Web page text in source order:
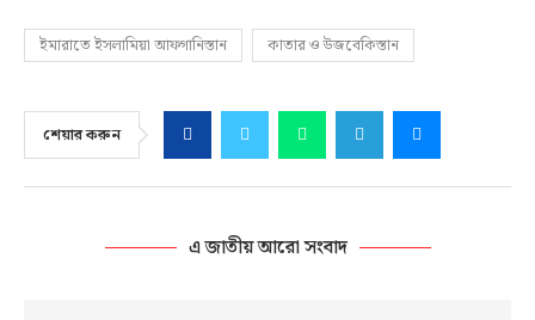
ইমারাতে ইসলামিয়া আফগানিস্তান কাতার ও উজবেকিস্তান
শেয়ার করুন
এ জাতীয় আরো সংবাদ